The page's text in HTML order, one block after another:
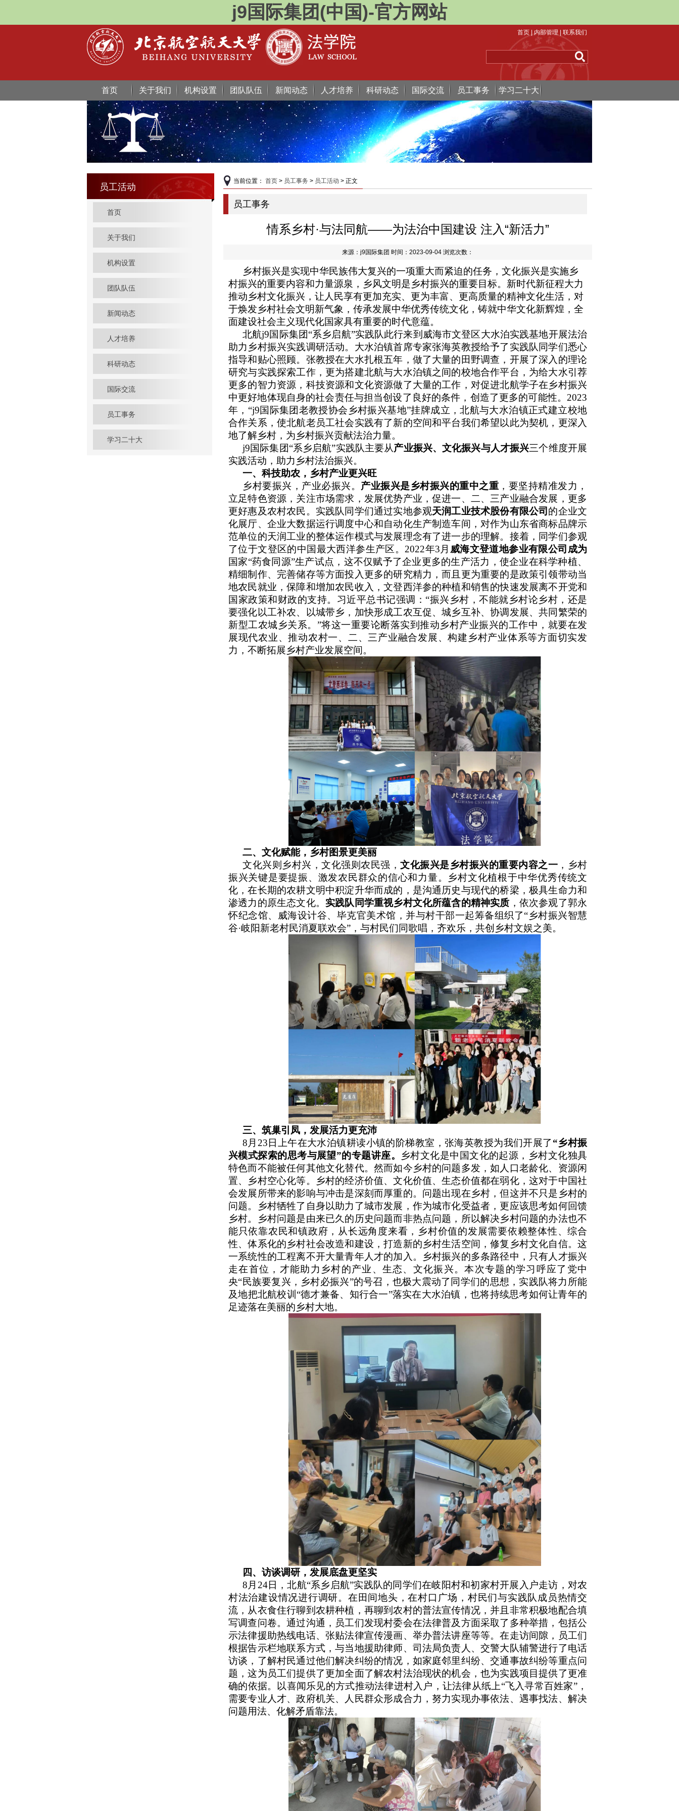
j9国际集团(中国)-官方网站
首页 |内部管理 联系我们
首页 关于我们 机构设置 团队队伍 新闻动态 人才培养 科研动态 国际交流 员工事务 学习二十大
员工活动
首页
关于我们
机构设置
团队队伍
新闻动态
人才培养
科研动态
国际交流
员工事务
学习二十大
当前位置： 首页 > 员工事务 > 员工活动 > 正文
员工事务
情系乡村·与法同航——为法治中国建设 注入“新活力”
来源：j9国际集团 时间：2023-09-04 浏览次数：
乡村振兴是实现中华民族伟大复兴的一项重大而紧迫的任务，文化振兴是实施乡
村振兴的重要内容和力量源泉，乡风文明是乡村振兴的重要目标。新时代新征程大力
推动乡村文化振兴，让人民享有更加充实、更为丰富、更高质量的精神文化生活，对
于焕发乡村社会文明新气象，传承发展中华优秀传统文化，铸就中华文化新辉煌，全
面建设社会主义现代化国家具有重要的时代意蕴。
北航j9国际集团“系乡启航”实践队此行来到威海市文登区大水泊实践基地开展法治
助力乡村振兴实践调研活动。大水泊镇首席专家张海英教授给予了实践队同学们悉心
指导和贴心照顾。张教授在大水扎根五年，做了大量的田野调查，开展了深入的理论
研究与实践探索工作，更为搭建北航与大水泊镇之间的校地合作平台，为给大水引荐
更多的智力资源，科技资源和文化资源做了大量的工作，对促进北航学子在乡村振兴
中更好地体现自身的社会责任与担当创设了良好的条件，创造了更多的可能性。2023
年，“j9国际集团老教授协会乡村振兴基地”挂牌成立，北航与大水泊镇正式建立校地
合作关系，使北航老员工社会实践有了新的空间和平台我们希望以此为契机，更深入
地了解乡村，为乡村振兴贡献法治力量。
j9国际集团“系乡启航”实践队主要从产业振兴、文化振兴与人才振兴三个维度开展
实践活动，助力乡村法治振兴。
一、 科技助农，乡村产业更兴旺
乡村要振兴，产业必振兴。 产业振兴是乡村振兴的重中之重 ，要坚持精准发力，
立足特色资源，关注市场需求，发展优势产业，促进一、二、三产业融合发展，更多
更好惠及农村农民。实践队同学们通过实地参观天润工业技术股份有限公司 的企业文
化展厅、企业大数据运行调度中心和自动化生产制造车间，对作为山东省商标品牌示
范单位的天润工业的整体运作模式与发展理念有了进一步的理解。接着，同学们参观
了位于文登区的中国最大西洋参生产区。2022年3月 威海文登道地参业有限公司成为
国家“药食同源”生产试点，这不仅赋予了企业更多的生产活力，使企业在科学种植、
精细制作、完善储存等方面投入更多的研究精力，而且更为重要的是政策引领带动当
地农民就业，保障和增加农民收入，文登西洋参的种植和销售的快速发展离不开党和
国家政策和财政的支持。习近平总书记强调：“振兴乡村，不能就乡村论乡村，还是
要强化以工补农、以城带乡，加快形成工农互促、城乡互补、协调发展、共同繁荣的
新型工农城乡关系。”将这一重要论断落实到推动乡村产业振兴的工作中，就要在发
展现代农业、推动农村一、二、三产业融合发展、构建乡村产业体系等方面切实发
力，不断拓展乡村产业发展空间。
二、 文化赋能，乡村图景更美丽
文化兴则乡村兴，文化强则农民强， 文化振兴是乡村振兴的重要内容之一 ，乡村
振兴关键是要提振、激发农民群众的信心和力量。乡村文化植根于中华优秀传统文
化，在长期的农耕文明中积淀升华而成的，是沟通历史与现代的桥梁，极具生命力和
渗透力的原生态文化。 实践队同学重视乡村文化所蕴含的精神实质 ，依次参观了郭永
怀纪念馆、威海设计谷、毕克官美术馆，并与村干部一起筹备组织了“乡村振兴智慧
谷·岐阳新老村民消夏联欢会”，与村民们同歌唱，齐欢乐，共创乡村文娱之美。
三、 筑巢引凤，发展活力更充沛
8月23日上午在大水泊镇耕读小镇的阶梯教室，张海英教授为我们开展了 “乡村振
兴模式探索的思考与展望”的专题讲座。
乡村文化是中国文化的起源，乡村文化独具
特色而不能被任何其他文化替代。然而如今乡村的问题多发，如人口老龄化、资源闲
置、乡村空心化等。乡村的经济价值、文化价值、生态价值都在弱化，这对于中国社
会发展所带来的影响与冲击是深刻而厚重的。问题出现在乡村，但这并不只是乡村的
问题。乡村牺牲了自身以助力了城市发展，作为城市化受益者，更应该思考如何回馈
乡村。乡村问题是由来已久的历史问题而非热点问题，所以解决乡村问题的办法也不
能只依靠农民和镇政府，从长远角度来看，乡村价值的发展需要依赖整体性、综合
性、体系化的乡村社会改造和建设，打造新的乡村生活空间，修复乡村文化自信。这
一系统性的工程离不开大量青年人才的加入。乡村振兴的多条路径中，只有人才振兴
走在首位，才能助力乡村的产业、生态、文化振兴。本次专题的学习呼应了党中
央“民族要复兴，乡村必振兴”的号召，也极大震动了同学们的思想，实践队将力所能
及地把北航校训“德才兼备、知行合一”落实在大水泊镇，也将持续思考如何让青年的
足迹落在美丽的乡村大地。
四、 访谈调研，发展底盘更坚实
8月24日，北航“系乡启航”实践队的同学们在岐阳村和初家村开展入户走访，对农
村法治建设情况进行调研。在田间地头，在村口广场，村民们与实践队成员热情交
流，从衣食住行聊到农耕种植，再聊到农村的普法宣传情况，并且非常积极地配合填
写调查问卷。通过沟通，员工们发现村委会在法律普及方面采取了多种举措，包括公
示法律援助热线电话、张贴法律宣传漫画、举办普法讲座等等。在走访间隙，员工们
根据告示栏地联系方式，与当地援助律师、司法局负责人、交警大队辅警进行了电话
访谈，了解村民通过他们解决纠纷的情况，如家庭邻里纠纷、交通事故纠纷等重点问
题，这为员工们提供了更加全面了解农村法治现状的机会，也为实践项目提供了更准
确的依据。以喜闻乐见的方式推动法律进村入户，让法律从纸上“飞入寻常百姓家”，
需要专业人才、政府机关、人民群众形成合力，努力实现办事依法、遇事找法、解决
问题用法、化解矛盾靠法。